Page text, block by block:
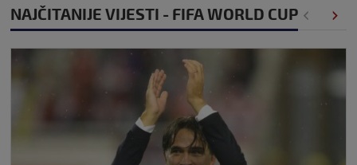
NAJČITANIJE VIJESTI - FIFA WORLD CUP